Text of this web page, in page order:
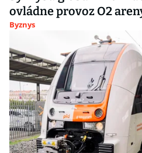
ovládne provoz O2
Byznys